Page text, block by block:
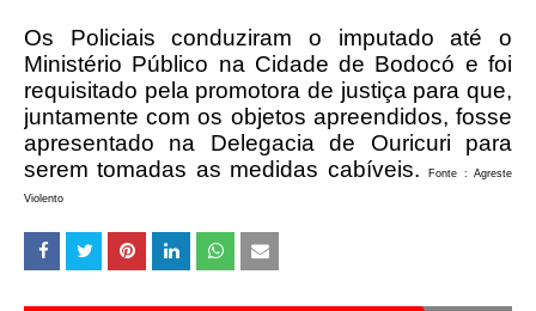
Os Policiais conduziram o imputado até o
Ministério Público na Cidade de Bodocó e foi
requisitado pela promotora de justiça para que,
juntamente com os objetos apreendidos, fosse
apresentado na Delegacia de Ouricuri para
serem tomadas as medidas cabíveis.Fonte : Agreste
Violento